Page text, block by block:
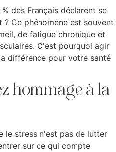
des Français déclarent se
? Ce phénomène est souvent
de fatigue chronique et
C'est pourquoi agir
différence pour votre santé
hommage à la
le stress n'est pas de lutter
sur ce qui compte